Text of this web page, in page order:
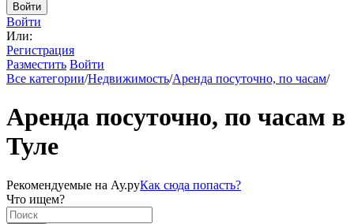
Войти
Войти
Или:
Регистрация
Разместить Войти
Все категории/Недвижимость/Аренда посуточно, по часам/
Аренда посуточно, по часам в
Туле
Рекомендуемые на Ау.руКак сюда попасть?
Что ищем?